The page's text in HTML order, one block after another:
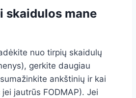
skaidulos mane
nuo tirpių skaidulų
gerkite daugiau
ankštinių ir kai
jautrūs FODMAP). Jei